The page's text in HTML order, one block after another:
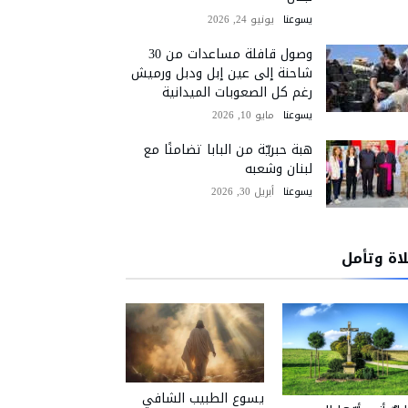
يسوعنا يونيو 24, 2026
وصول قافلة مساعدات من 30
شاحنة إلى عين إبل ودبل ورميش
رغم كل الصعوبات الميدانية
يسوعنا مايو 10, 2026
هبة حبريّة من البابا تضامنًا مع
لبنان وشعبه
يسوعنا أبريل 30, 2026
وتأمل
يسوع الطبيب الشافي